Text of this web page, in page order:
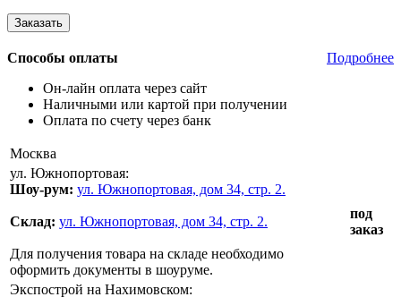
Способы оплаты
Подробнее
Он-лайн оплата через сайт
Наличными или картой при получении
Оплата по счету через банк
Москва
ул. Южнопортовая:
Шоу-рум: ул. Южнопортовая, дом 34, стр. 2.
Склад: ул. Южнопортовая, дом 34, стр. 2.
Для получения товара на складе необходимо
оформить документы в шоуруме.
под
заказ
Экспострой на Нахимовском: